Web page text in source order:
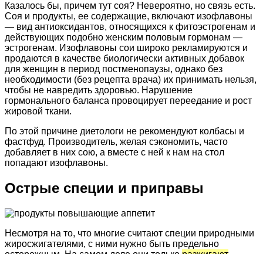
Казалось бы, причем тут соя? Невероятно, но связь есть.
Соя и продукты, ее содержащие, включают изофлавоны
— вид антиоксидантов, относящихся к фитоэстрогенам и
действующих подобно женским половым гормонам —
эстрогенам. Изофлавоны сои широко рекламируются и
продаются в качестве биологически активных добавок
для женщин в период постменопаузы, однако без
необходимости (без рецепта врача) их принимать нельзя,
чтобы не навредить здоровью. Нарушение
гормонального баланса провоцирует переедание и рост
жировой ткани.
По этой причине диетологи не рекомендуют колбасы и
фастфуд. Производитель, желая сэкономить, часто
добавляет в них сою, а вместе с ней к нам на стол
попадают изофлавоны.
Острые специи и приправы
Несмотря на то, что многие считают специи природными
жиросжигателями, с ними нужно быть предельно